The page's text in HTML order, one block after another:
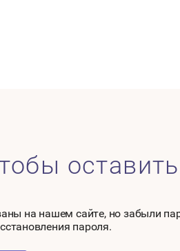
на нашем сайте, но забыли
пароля.